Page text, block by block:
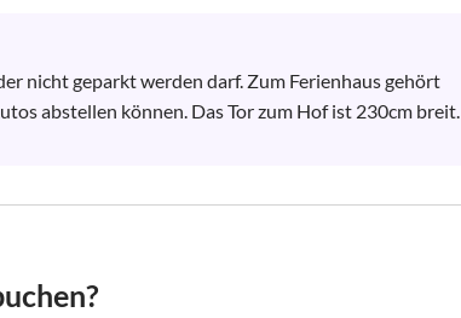
nicht geparkt werden darf. Zum Ferienhaus gehört
abstellen können. Das Tor zum Hof ist 230cm breit.